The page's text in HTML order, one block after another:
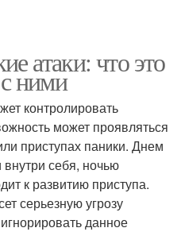
атаки: что это
ними
контролировать
может проявляться
приступах паники. Днем
себя, ночью
к развитию приступа.
серьезную угрозу
данное